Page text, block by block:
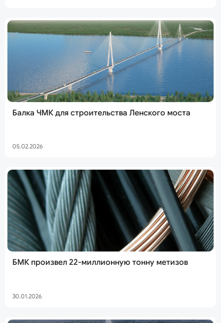
Балка ЧМК для строительства Ленского моста
05.02.2026
БМК произвел 22-миллионную тонну метизов
30.01.2026